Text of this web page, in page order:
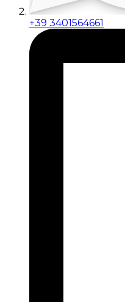
+39 3401564661